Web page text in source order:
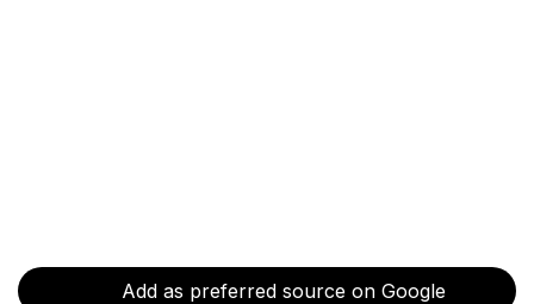
Add as preferred source on Google